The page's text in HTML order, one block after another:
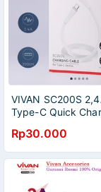
VIVAN SC200S
Type-C Quick
Design Data Cable
Rp30.000